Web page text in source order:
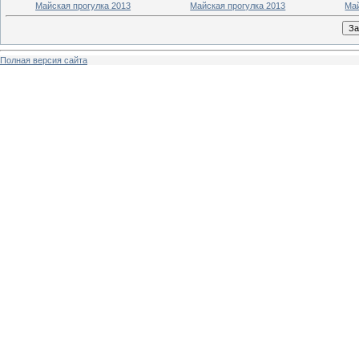
Майская прогулка 2013 Майская прогулка 2013
Полная версия сайта